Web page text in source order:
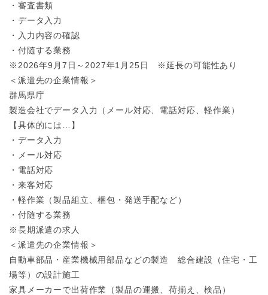
・審査書類
・データ入力
・入力内容の確認
・付随する業務
※2026年9月7日～2027年1月25日 ※延長の可能性あり
＜派遣先の企業情報＞
群馬県庁
製造会社でデータ入力（メール対応、電話対応、軽作業）
【具体的には…】
・データ入力
・メール対応
・電話対応
・来客対応
・軽作業（製品組立、梱包・発送手配など）
・付随する業務
※長期派遣の求人
＜派遣先の企業情報＞
自動車部品・産業機械用部品などの製造 総合建設（住宅・工
場等）の設計施工
家具メーカーで出荷作業（製品の運搬、荷揃え、検品）